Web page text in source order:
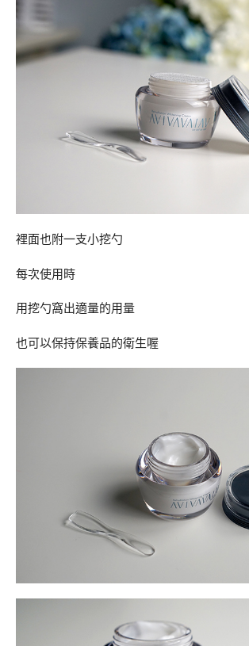
裡面也附一支小挖勺
每次使用時
用挖勺窩出適量的用量
也可以保持保養品的衛生喔